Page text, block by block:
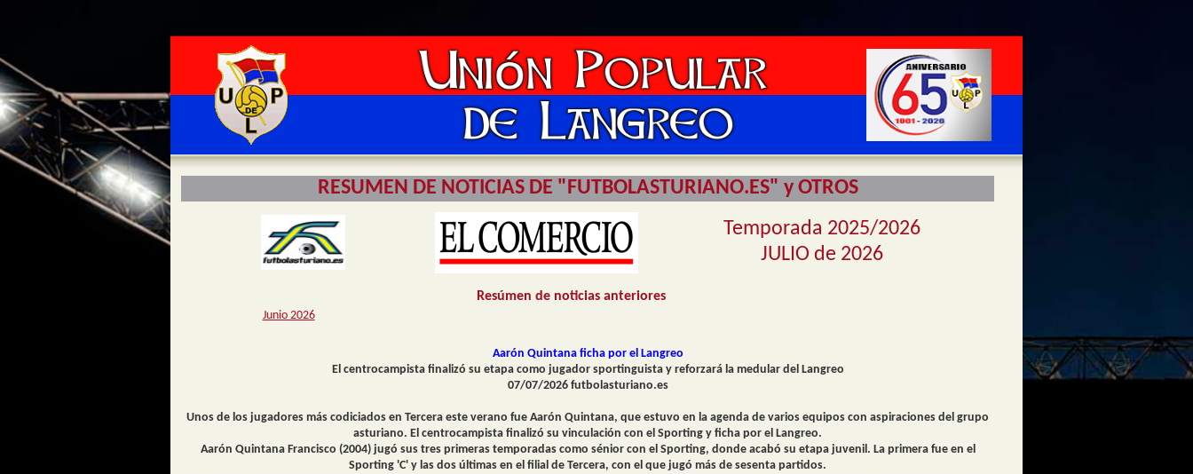
RESUMEN DE NOTICIAS DE "FUTBOLASTURIANO.ES" y OTROS
Temporada 2025/2026
JULIO de 2026
Resúmen de noticias anteriores
Junio 2026
Aarón Quintana ficha por el Langreo
El centrocampista finalizó su etapa como jugador sportinguista y reforzará la medular del Langreo
07/07/2026 futbolasturiano.es
Unos de los jugadores más codiciados en Tercera este verano fue Aarón Quintana, que estuvo en la agenda de varios equipos con aspiraciones del grupo
asturiano. El centrocampista finalizó su vinculación con el Sporting y ficha por el Langreo.
Aarón Quintana Francisco (2004) jugó sus tres primeras temporadas como sénior con el Sporting, donde acabó su etapa juvenil. La primera fue en el
Sporting 'C' y las dos últimas en el filial de Tercera, con el que jugó más de sesenta partidos.